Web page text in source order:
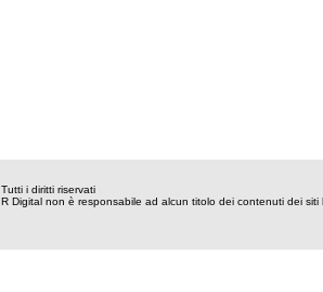
Tutti i diritti riservati
R Digital non è responsabile ad alcun titolo dei contenuti dei siti